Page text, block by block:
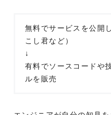
無料でサービスを公開
こし君など）
↓
有料でソースコードや
ルを販売